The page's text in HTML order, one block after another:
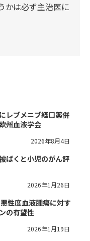
かは必ず主治医に
レブメニブ経口薬併
州血液学会
2026年8月4日
ばくと小児のがん評
2026年1月26日
性度血液腫瘍に対す
の有望性
2026年1月19日